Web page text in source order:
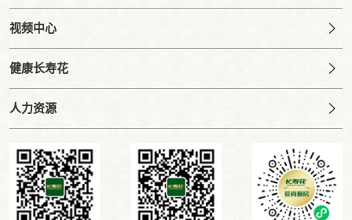
视频中心
健康长寿花
人力资源